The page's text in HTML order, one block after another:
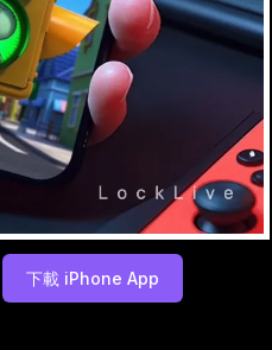
下載 iPhone App